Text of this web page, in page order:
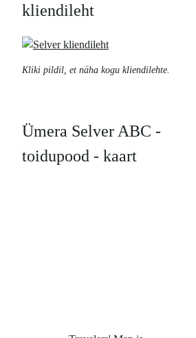
kliendileht
Kliki pildil, et näha kogu kliendilehte.
Ümera Selver ABC -
toidupood - kaart